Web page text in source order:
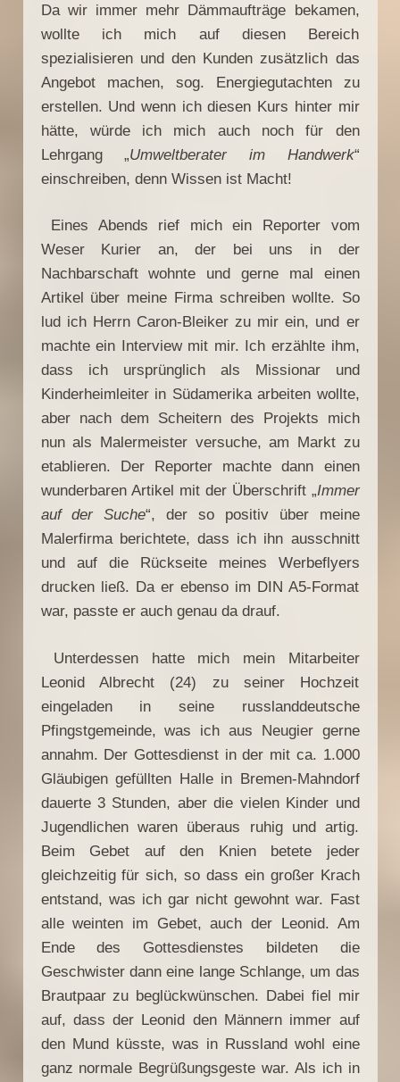
Da wir immer mehr Dämmaufträge bekamen,
wollte ich mich auf diesen Bereich
spezialisieren und den Kunden zusätzlich das
Angebot machen, sog. Energiegutachten zu
erstellen. Und wenn ich diesen Kurs hinter mir
hätte, würde ich mich auch noch für den
Lehrgang „Umweltberater im Handwerk“
einschreiben, denn Wissen ist Macht!
Eines Abends rief mich ein Reporter vom
Weser Kurier an, der bei uns in der
Nachbarschaft wohnte und gerne mal einen
Artikel über meine Firma schreiben wollte. So
lud ich Herrn Caron-Bleiker zu mir ein, und er
machte ein Interview mit mir. Ich erzählte ihm,
dass ich ursprünglich als Missionar und
Kinderheimleiter in Südamerika arbeiten wollte,
aber nach dem Scheitern des Projekts mich
nun als Malermeister versuche, am Markt zu
etablieren. Der Reporter machte dann einen
wunderbaren Artikel mit der Überschrift „Immer
auf der Suche“, der so positiv über meine
Malerfirma berichtete, dass ich ihn ausschnitt
und auf die Rückseite meines Werbeflyers
drucken ließ. Da er ebenso im DIN A5-Format
war, passte er auch genau da drauf.
Unterdessen hatte mich mein Mitarbeiter
Leonid Albrecht (24) zu seiner Hochzeit
eingeladen in seine russlanddeutsche
Pfingstgemeinde, was ich aus Neugier gerne
annahm. Der Gottesdienst in der mit ca. 1.000
Gläubigen gefüllten Halle in Bremen-Mahndorf
dauerte 3 Stunden, aber die vielen Kinder und
Jugendlichen waren überaus ruhig und artig.
Beim Gebet auf den Knien betete jeder
gleichzeitig für sich, so dass ein großer Krach
entstand, was ich gar nicht gewohnt war. Fast
alle weinten im Gebet, auch der Leonid. Am
Ende des Gottesdienstes bildeten die
Geschwister dann eine lange Schlange, um das
Brautpaar zu beglückwünschen. Dabei fiel mir
auf, dass der Leonid den Männern immer auf
den Mund küsste, was in Russland wohl eine
ganz normale Begrüßungsgeste war. Als ich in